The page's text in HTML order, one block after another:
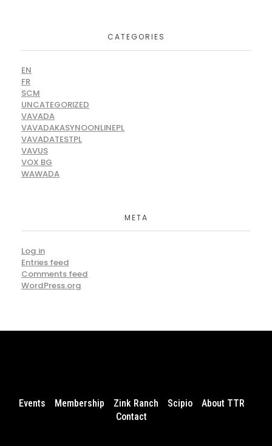
CATEGORIES
EN
FR
SCM
UNCATEGORIZED
VAVADA
VAVADAKASYNOONLINEPL
VAVADATESTPL
VAVUS
VOX BG
WAWADA
META
Log in
Entries feed
Comments feed
WordPress.org
Events Membership Zink Ranch Scipio
About TTR
Contact